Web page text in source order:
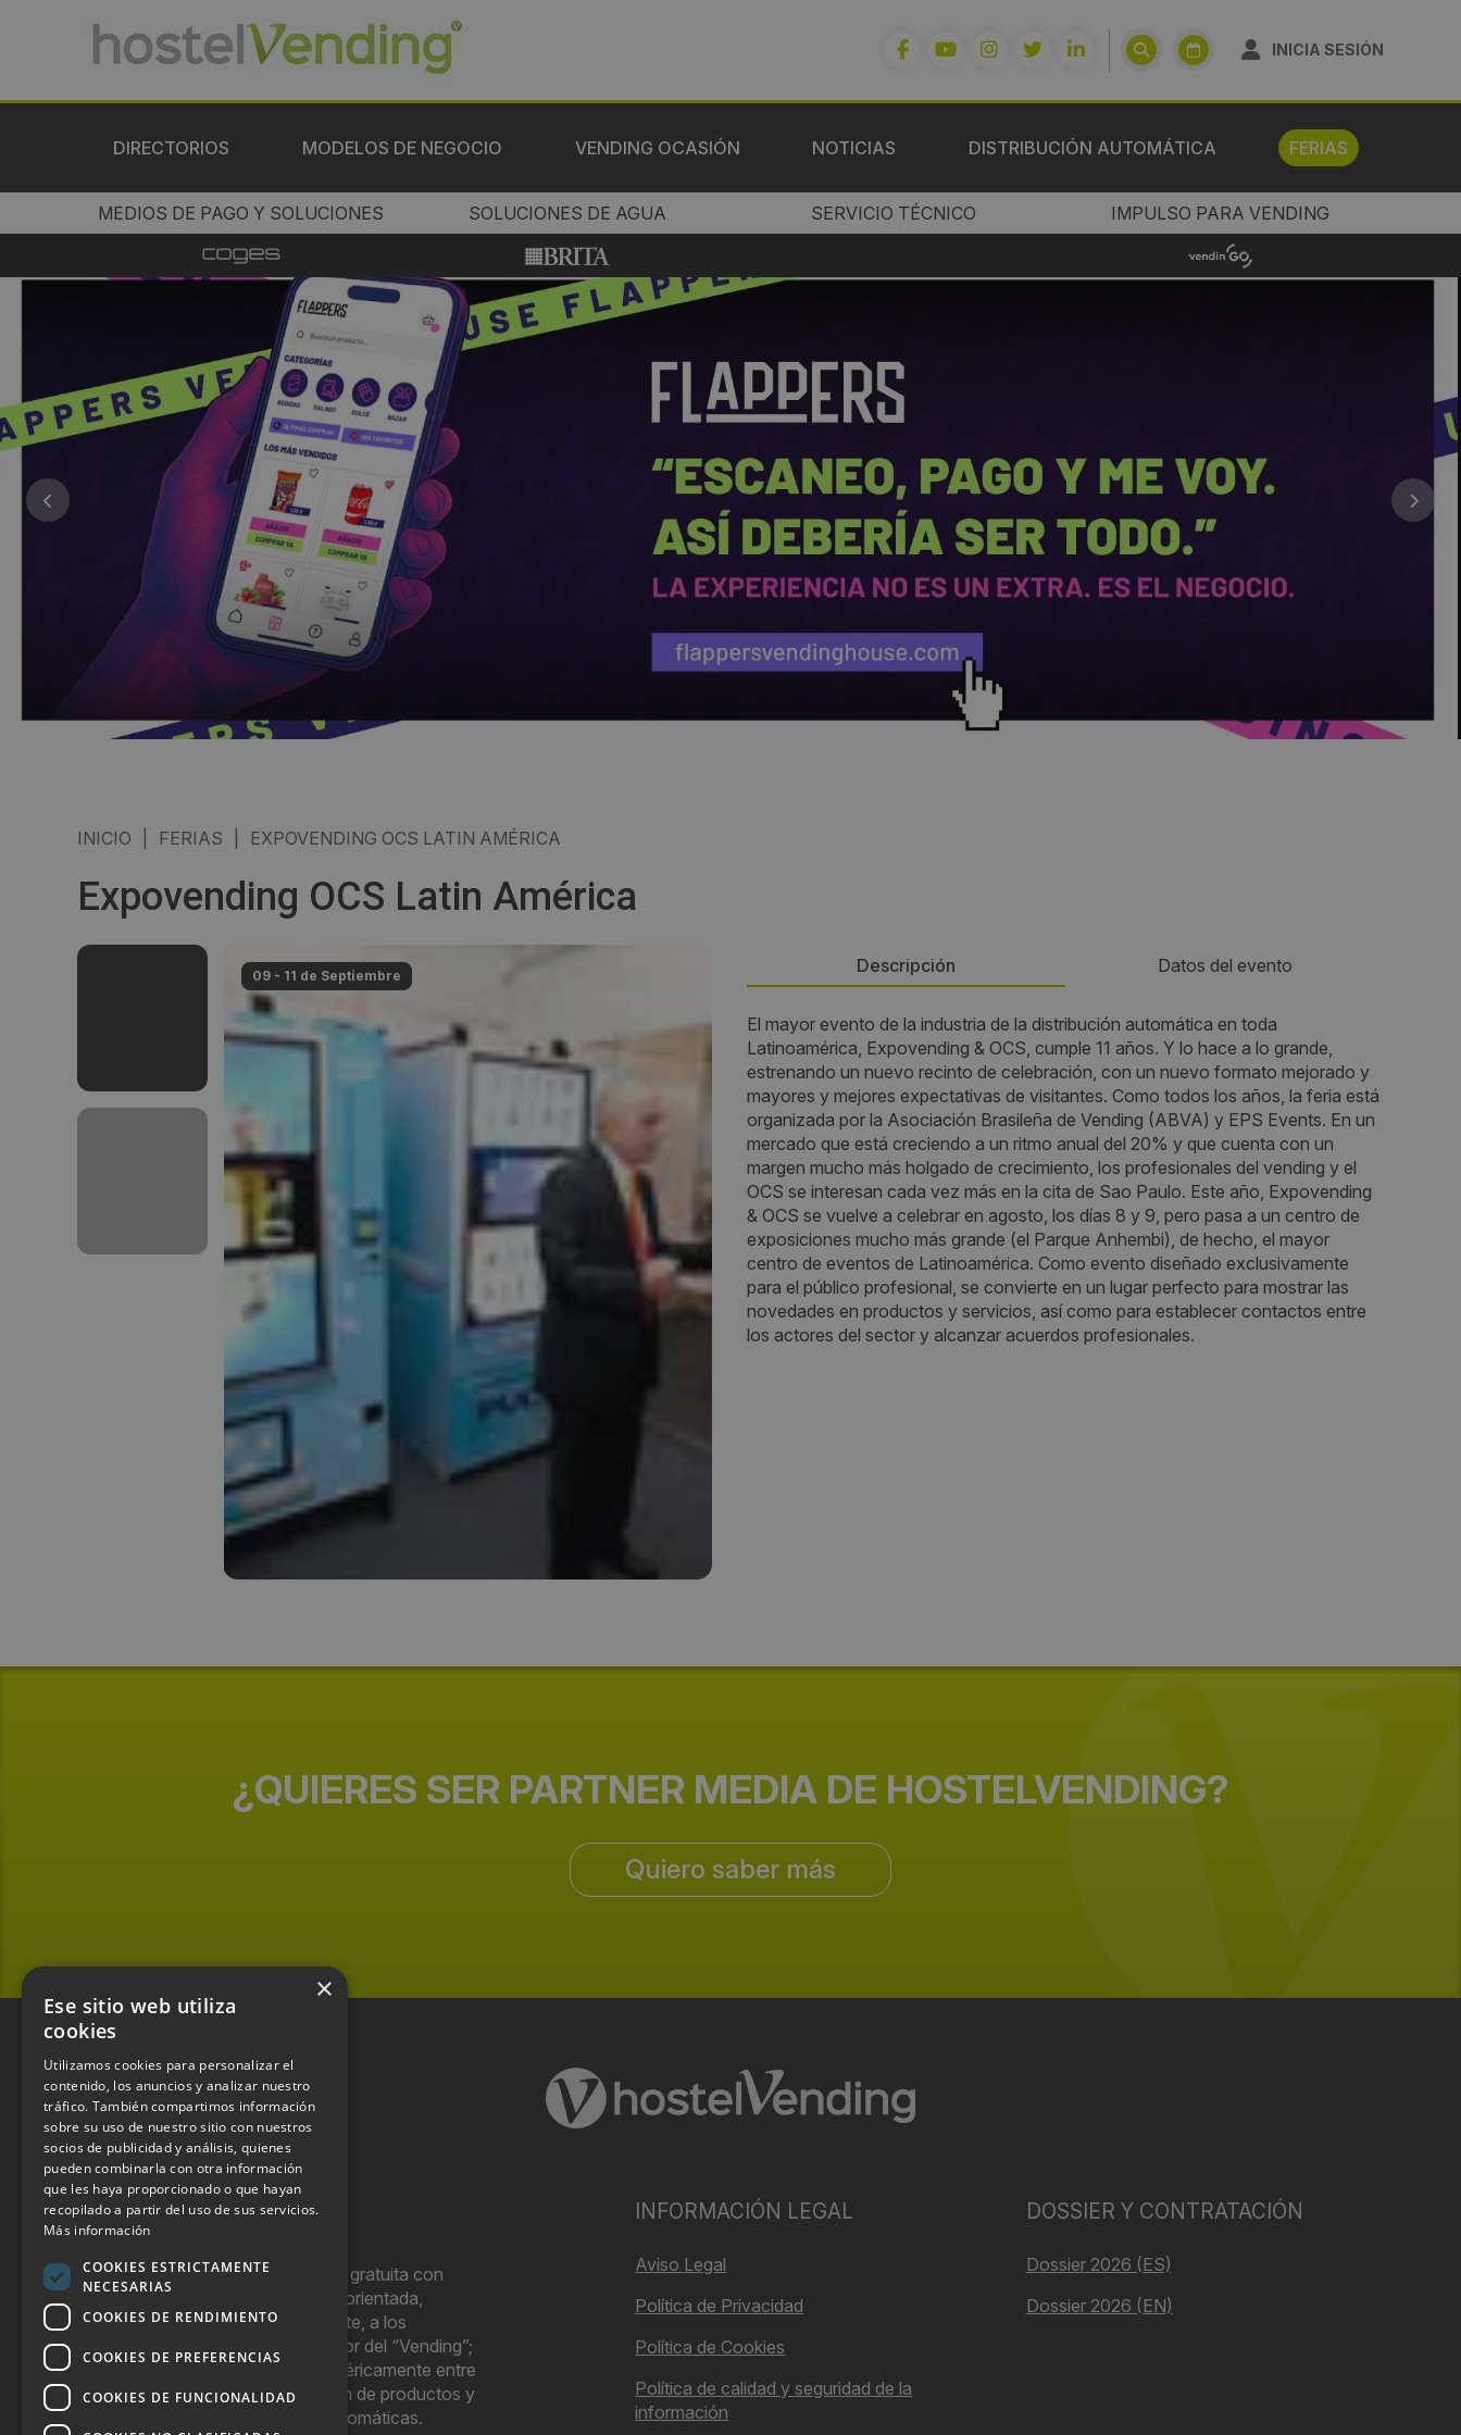
INICIA SESIÓN
DIRECTORIOS MODELOS DE NEGOCIO VENDING OCASIÓN NOTICIAS DISTRIBUCIÓN AUTOMÁTICA FERIAS
MEDIOS DE PAGO Y SOLUCIONES SOLUCIONES DE AGUA SERVICIO TÉCNICO IMPULSO PARA VENDING
INICIO FERIAS EXPOVENDING OCS LATIN AMÉRICA
Expovending OCS Latin América
09 - 11 de Septiembre Descripción Datos del evento
El mayor evento de la industria de la distribución automática en toda
Latinoamérica, Expovending & OCS, cumple 11 años. Y lo hace a lo grande,
estrenando un nuevo recinto de celebración, con un nuevo formato mejorado y
mayores y mejores expectativas de visitantes. Como todos los años, la feria está
organizada por la Asociación Brasileña de Vending (ABVA) y EPS Events. En un
mercado que está creciendo a un ritmo anual del 20% y que cuenta con un
margen mucho más holgado de crecimiento, los profesionales del vending y el
OCS se interesan cada vez más en la cita de Sao Paulo. Este año, Expovending
& OCS se vuelve a celebrar en agosto, los días 8 y 9, pero pasa a un centro de
exposiciones mucho más grande (el Parque Anhembi), de hecho, el mayor
centro de eventos de Latinoamérica. Como evento diseñado exclusivamente
para el público profesional, se convierte en un lugar perfecto para mostrar las
novedades en productos y servicios, así como para establecer contactos entre
los actores del sector y alcanzar acuerdos profesionales.
País:
Brazil
Provincia:
São Paulo
Lugar:
Anhembi Parque, Palácio das
Convenções
Fechas:
2013-09-09 / 2013-09-11
Horario:
09:00 - 18:00
Periodicidad:
Bianual
Organiza:
¿QUIERES SER PARTNER MEDIA DE HOSTELVENDING?
Quiero saber más
Hostel Vending es una publicación gratuita con
periodicidad bimensual y que está orientada,
principal, aunque no exclusivamente, a los
profesionales y empresas del sector del “Vending”;
nombre con el que se conoce genéricamente entre
profesionales a la comercialización de productos y
servicios a través de máquinas automáticas.
INFORMACIÓN LEGAL
Aviso Legal
Política de Privacidad
Política de Cookies
Política de calidad y seguridad de la
información
DOSSIER Y CONTRATACIÓN
Dossier 2026 (ES)
Dossier 2026 (EN)
×
Ese sitio web utiliza
cookies
Utilizamos cookies para personalizar el
contenido, los anuncios y analizar nuestro
tráfico. También compartimos información
sobre su uso de nuestro sitio con nuestros
socios de publicidad y análisis, quienes
pueden combinarla con otra información
que les haya proporcionado o que hayan
recopilado a partir del uso de sus servicios.
Más información
COOKIES ESTRICTAMENTE
NECESARIAS
COOKIES DE RENDIMIENTO
COOKIES DE PREFERENCIAS
COOKIES DE FUNCIONALIDAD